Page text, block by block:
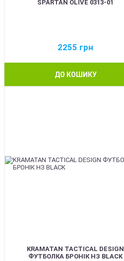
SPARTAN OLIVE 0313-01
2255 грн
ДО КОШИКУ
KRAMATAN TACTICAL DESIGN
ФУТБОЛКА БРОНІК НЗ BLACK